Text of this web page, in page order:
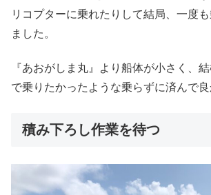
リコプターに乗れたりして結局、一度
ました。
『あおがしま丸』より船体が小さく、
で乗りたかったような乗らずに済んで良
積み下ろし作業を待つ